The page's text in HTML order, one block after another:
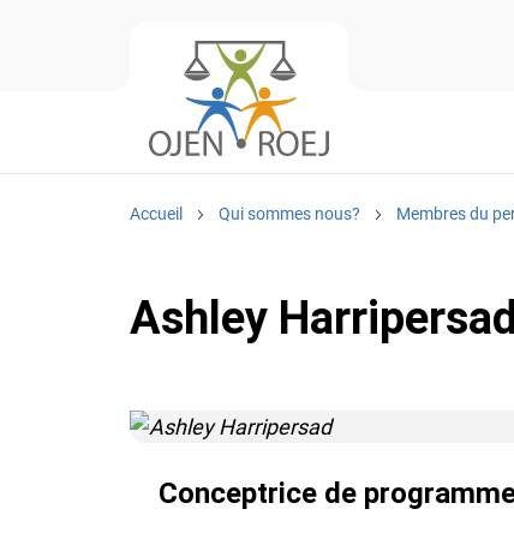
Accueil Qui sommes nous? Membres du
Ashley Harripersad
Conceptrice de